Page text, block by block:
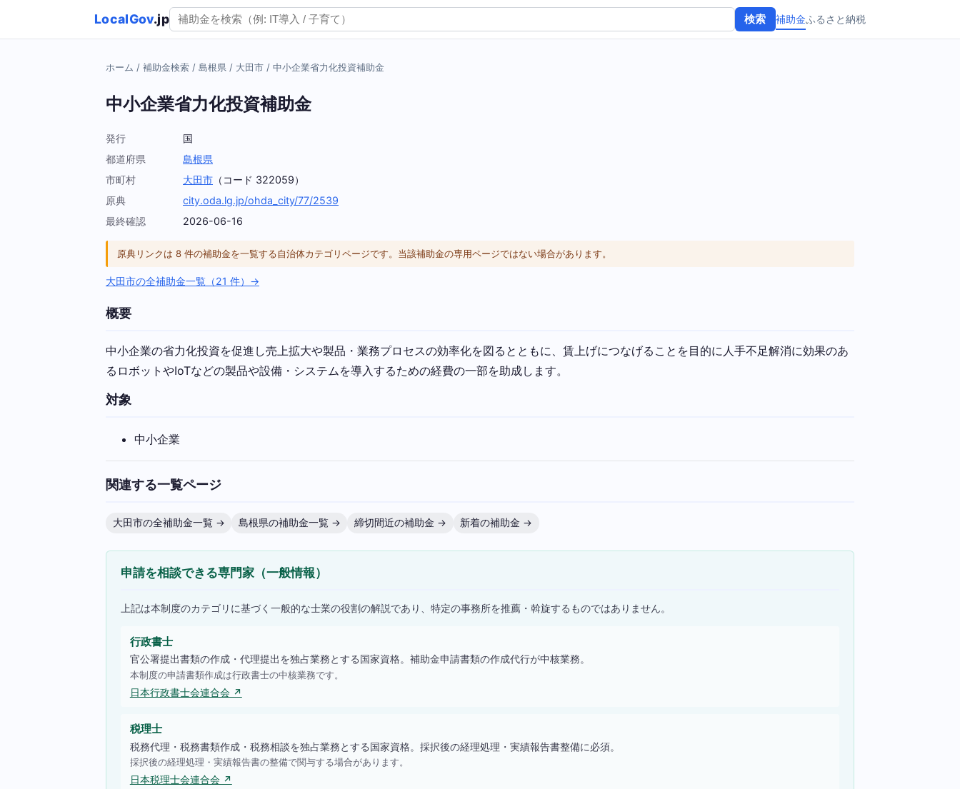
LocalGov.jp 検索 補助金ふるさと納税
ホーム / 補助金検索 / 島根県 / 大田市 / 中小企業省力化投資補助金
中小企業省力化投資補助金
発行
国
都道府県
島根県
市町村
大田市 （コード 322059）
原典
city.oda.lg.jp/ohda_city/77/2539
最終確認
2026-06-16
原典リンクは 8 件の補助金を一覧する自治体カテゴリページです。当該補助金の専用ページではない場合があります。
大田市の全補助金一覧（21 件）→
概要
中小企業の省力化投資を促進し売上拡大や製品・業務プロセスの効率化を図るとともに、賃上げにつなげることを目的に人手不足解消に効果のあ
るロボットやIoTなどの製品や設備・システムを導入するための経費の一部を助成します。
対象
中小企業
関連する一覧ページ
大田市の全補助金一覧 → 島根県の補助金一覧 → 締切間近の補助金 → 新着の補助金 →
申請を相談できる専門家（一般情報）
上記は本制度のカテゴリに基づく一般的な士業の役割の解説であり、特定の事務所を推薦・斡旋するものではありません。
行政書士
官公署提出書類の作成・代理提出を独占業務とする国家資格。補助金申請書類の作成代行が中核業務。
本制度の申請書類作成は行政書士の中核業務です。
日本行政書士会連合会 ↗
税理士
税務代理・税務書類作成・税務相談を独占業務とする国家資格。採択後の経理処理・実績報告書整備に必須。
採択後の経理処理・実績報告書の整備で関与する場合があります。
日本税理士会連合会 ↗